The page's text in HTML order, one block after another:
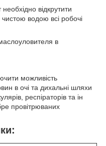
відкрутити
водою всі робочі
в
можливість
в очі та дихальні шляхи
респіраторів та ін
провітрюваних